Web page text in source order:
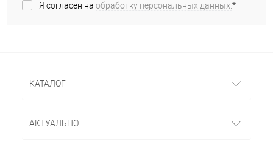
Я согласен на обработку персональных данных.*
КАТАЛОГ
АКТУАЛЬНО